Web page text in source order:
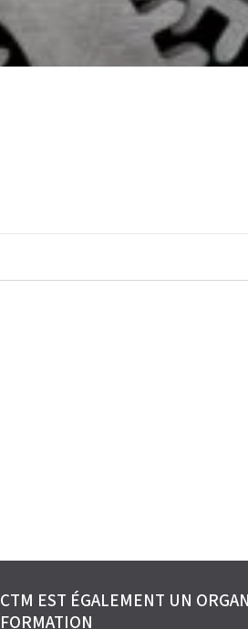
CTM EST ÉGALEMENT UN
FORMATION